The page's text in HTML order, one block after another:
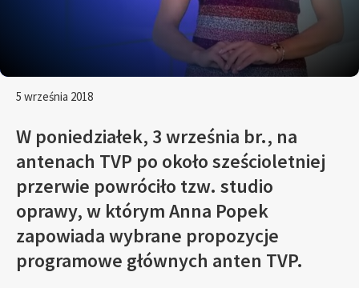
5 września 2018
W poniedziałek, 3 września br., na
antenach TVP po około sześcioletniej
przerwie powróciło tzw. studio
oprawy, w którym Anna Popek
zapowiada wybrane propozycje
programowe głównych anten TVP.